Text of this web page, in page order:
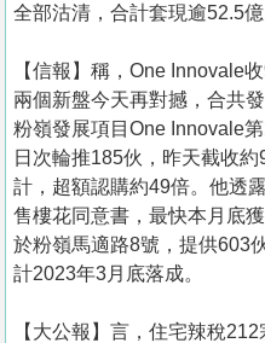
全部沽清，合計套現逾52.5億
【信報】稱，One Innovale
兩個新盤今天再對撼，合共
粉嶺發展項目One Innovale
日次輪推185伙，昨天截收
計，超額認購約49倍。他透
售樓花同意書，最快本月底
於粉嶺馬適路8號，提供603
計2023年3月底落成。
【大公報】言， 住宅辣稅